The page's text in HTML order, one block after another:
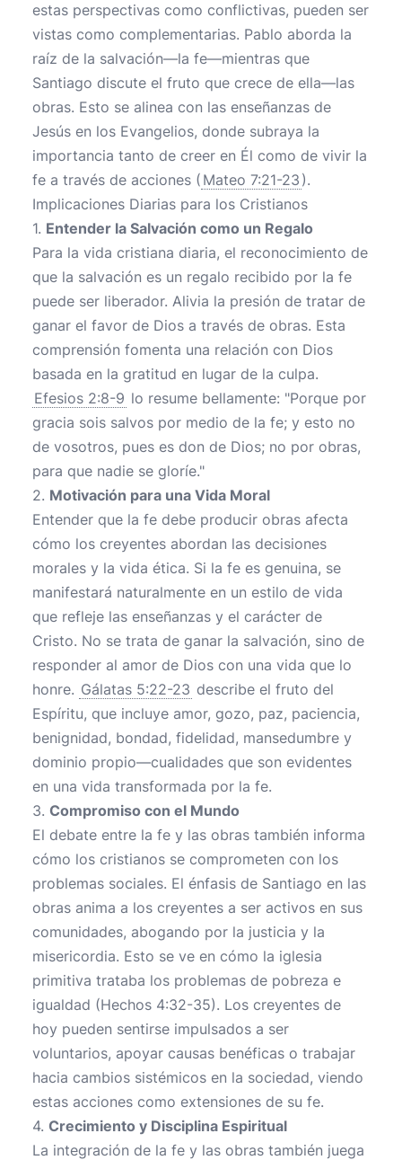
estas perspectivas como conflictivas, pueden ser
vistas como complementarias. Pablo aborda la
raíz de la salvación—la fe—mientras que
Santiago discute el fruto que crece de ella—las
obras. Esto se alinea con las enseñanzas de
Jesús en los Evangelios, donde subraya la
importancia tanto de creer en Él como de vivir la
fe a través de acciones ( Mateo 7:21-23 ).
Implicaciones Diarias para los Cristianos
1. Entender la Salvación como un Regalo
Para la vida cristiana diaria, el reconocimiento de
que la salvación es un regalo recibido por la fe
puede ser liberador. Alivia la presión de tratar de
ganar el favor de Dios a través de obras. Esta
comprensión fomenta una relación con Dios
basada en la gratitud en lugar de la culpa.
Efesios 2:8-9 lo resume bellamente: "Porque por
gracia sois salvos por medio de la fe; y esto no
de vosotros, pues es don de Dios; no por obras,
para que nadie se gloríe."
2. Motivación para una Vida Moral
Entender que la fe debe producir obras afecta
cómo los creyentes abordan las decisiones
morales y la vida ética. Si la fe es genuina, se
manifestará naturalmente en un estilo de vida
que refleje las enseñanzas y el carácter de
Cristo. No se trata de ganar la salvación, sino de
responder al amor de Dios con una vida que lo
honre. Gálatas 5:22-23 describe el fruto del
Espíritu, que incluye amor, gozo, paz, paciencia,
benignidad, bondad, fidelidad, mansedumbre y
dominio propio—cualidades que son evidentes
en una vida transformada por la fe.
3. Compromiso con el Mundo
El debate entre la fe y las obras también informa
cómo los cristianos se comprometen con los
problemas sociales. El énfasis de Santiago en las
obras anima a los creyentes a ser activos en sus
comunidades, abogando por la justicia y la
misericordia. Esto se ve en cómo la iglesia
primitiva trataba los problemas de pobreza e
igualdad (Hechos 4:32-35). Los creyentes de
hoy pueden sentirse impulsados a ser
voluntarios, apoyar causas benéficas o trabajar
hacia cambios sistémicos en la sociedad, viendo
estas acciones como extensiones de su fe.
4. Crecimiento y Disciplina Espiritual
La integración de la fe y las obras también juega